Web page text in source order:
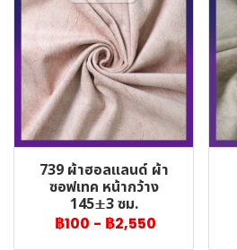
739 ผ้าฮอลแลนด์ ผ้า
ซอฟเทค หน้ากว้าง
145±3 ซม.
฿100 - ฿2,550